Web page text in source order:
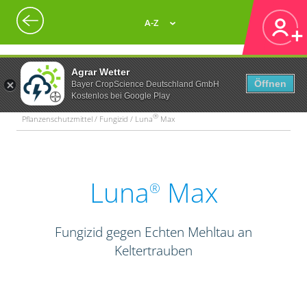
Agrar Wetter
Bayer CropScience Deutschland GmbH
Kostenlos bei Google Play
Öffnen
A-Z
Pflanzenschutzmittel / Fungizid / Luna® Max
Luna® Max
Fungizid gegen Echten Mehltau an
Keltertrauben